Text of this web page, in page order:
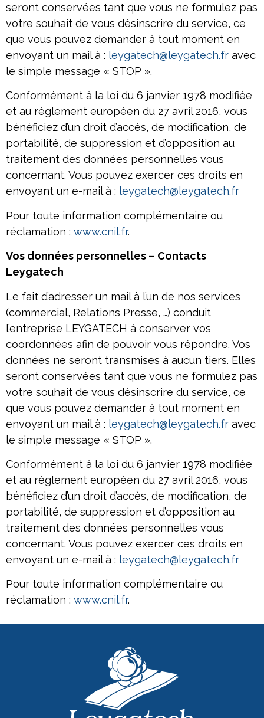
seront conservées tant que vous ne formulez pas
votre souhait de vous désinscrire du service, ce
que vous pouvez demander à tout moment en
envoyant un mail à : leygatech@leygatech.fr avec
le simple message « STOP ».
Conformément à la loi du 6 janvier 1978 modifiée
et au règlement européen du 27 avril 2016, vous
bénéficiez d’un droit d’accès, de modification, de
portabilité, de suppression et d’opposition au
traitement des données personnelles vous
concernant. Vous pouvez exercer ces droits en
envoyant un e-mail à : leygatech@leygatech.fr
Pour toute information complémentaire ou
réclamation : www.cnil.fr.
Vos données personnelles – Contacts
Leygatech
Le fait d’adresser un mail à l’un de nos services
(commercial, Relations Presse, …) conduit
l’entreprise LEYGATECH à conserver vos
coordonnées afin de pouvoir vous répondre. Vos
données ne seront transmises à aucun tiers. Elles
seront conservées tant que vous ne formulez pas
votre souhait de vous désinscrire du service, ce
que vous pouvez demander à tout moment en
envoyant un mail à : leygatech@leygatech.fr avec
le simple message « STOP ».
Conformément à la loi du 6 janvier 1978 modifiée
et au règlement européen du 27 avril 2016, vous
bénéficiez d’un droit d’accès, de modification, de
portabilité, de suppression et d’opposition au
traitement des données personnelles vous
concernant. Vous pouvez exercer ces droits en
envoyant un e-mail à : leygatech@leygatech.fr
Pour toute information complémentaire ou
réclamation : www.cnil.fr.